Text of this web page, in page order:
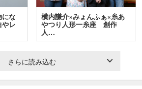
にな
レ
横内謙介×みょんふぁ×糸あ
やつり人形一糸座 創作
人…
さらに読み込む